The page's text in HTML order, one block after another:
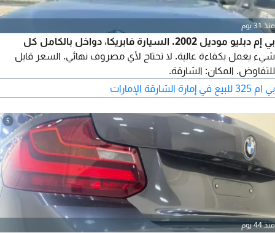
منذ 31 يوم
بي إم دبليو موديل 2002. السيارة فابريكا، دواخل بالكامل كل
شيء يعمل بكفاءة عالية. لا تحتاج لأي مصروف نهائي. السعر قابل
للتفاوض. المكان: الشارقة.
بي ام 325 للبيع في إمارة الشارقة الإمارات
5
منذ 44 يوم